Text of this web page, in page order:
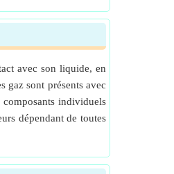
avec son liquide, en
gaz sont présents avec
individuels
dépendant de toutes